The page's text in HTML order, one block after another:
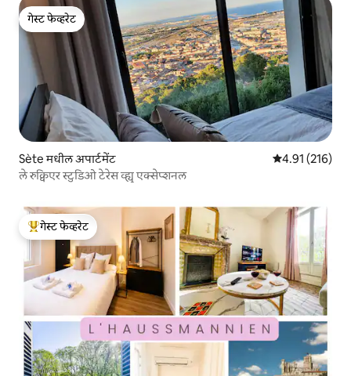
गेस्ट फेव्हरेट
गेस्ट फेव्हरेट
Sète मधील अपार्टमेंट 5 पैकी 4.91
4.91 (216)
ले रुक्विएर स्टुडिओ टेरेस व्ह्यू एक्सेप्शनल
टॉप गेस्ट फेव्हरेट
गेस्ट फेव्हरेट